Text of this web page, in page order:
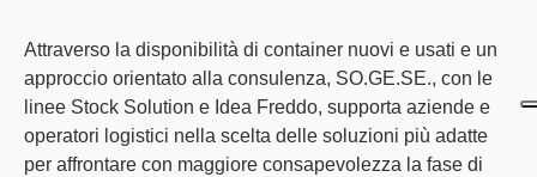
Attraverso la disponibilità di container nuovi e usati e un
approccio orientato alla consulenza, SO.GE.SE., con le
linee Stock Solution e Idea Freddo, supporta aziende e
operatori logistici nella scelta delle soluzioni più adatte
per affrontare con maggiore consapevolezza la fase di